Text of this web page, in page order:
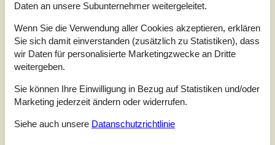
4,5
Letzte Bewertung ist vom 18.07.2026
3 (0)
2
1
Kommentare
Daten an unsere Subunternehmer weitergeleitet.
Wenn Sie die Verwendung aller Cookies akzeptieren, erklären
Sie sich damit einverstanden (zusätzlich zu Statistiken), dass
wir Daten für personalisierte Marketingzwecke an Dritte
weitergeben.
Sie können Ihre Einwilligung in Bezug auf Statistiken und/oder
Marketing jederzeit ändern oder widerrufen.
Siehe auch unsere Datanschutzrichtlinie